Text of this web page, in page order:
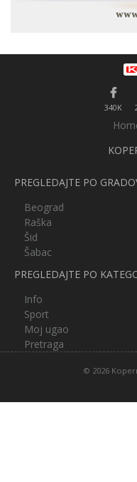
340K
PREGLEDAJTE PO
Beograd
Raška
Šid
Šabac
PREGLEDAJTE PO
Info
Sport
Moj ugao
Pretraga
© 2026